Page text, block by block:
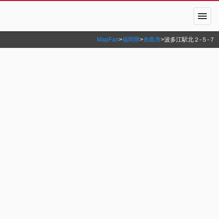
menu
MapFan>福岡県>糸島市>波多江駅北２‐５‐７